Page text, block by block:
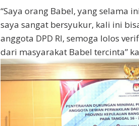
“Saya orang Babel, yang selama
saya sangat bersyukur, kali ini
anggota DPD RI, semoga lolos
dari masyarakat Babel tercinta”